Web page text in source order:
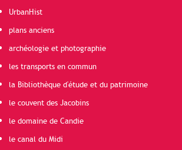
UrbanHist
plans anciens
archéologie et photographie
les transports en commun
la Bibliothèque d'étude et du patrimoine
le couvent des Jacobins
le domaine de Candie
le canal du Midi